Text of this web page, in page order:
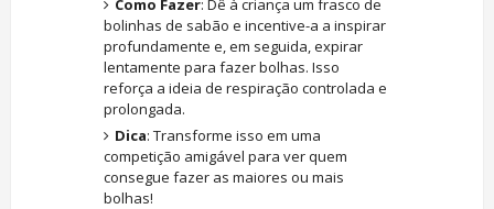
bolinhas de sabão e incentive-a a inspirar
profundamente e, em seguida, expirar
lentamente para fazer bolhas. Isso
reforça a ideia de respiração controlada e
prolongada.
Dica: Transforme isso em uma
competição amigável para ver quem
consegue fazer as maiores ou mais
bolhas!